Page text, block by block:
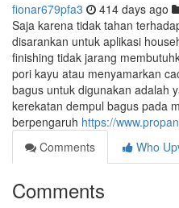
fionar679pfa3 414 days ago
Saja karena tidak tahan
disarankan untuk aplikasi
finishing tidak jarang
pori kayu atau menyamarkan
bagus untuk digunakan adalah
kerekatan dempul bagus pada
berpengaruh https://
Comments
Who
Comments